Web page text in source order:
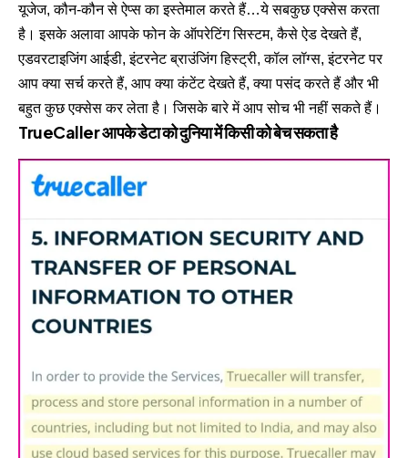
यूजेज, कौन-कौन से ऐप्स का इस्तेमाल करते हैं…ये सबकुछ एक्सेस करता
है। इसके अलावा आपके फोन के ऑपरेटिंग सिस्टम, कैसे ऐड देखते हैं,
एडवरटाइजिंग आईडी, इंटरनेट ब्राउंजिंग हिस्ट्री, कॉल लॉग्स, इंटरनेट पर
आप क्या सर्च करते हैं, आप क्या कंटेंट देखते हैं, क्या पसंद करते हैं और भी
बहुत कुछ एक्सेस कर लेता है। जिसके बारे में आप सोच भी नहीं सकते हैं।
TrueCaller आपके डेटा को दुनिया में किसी को बेच सकता है